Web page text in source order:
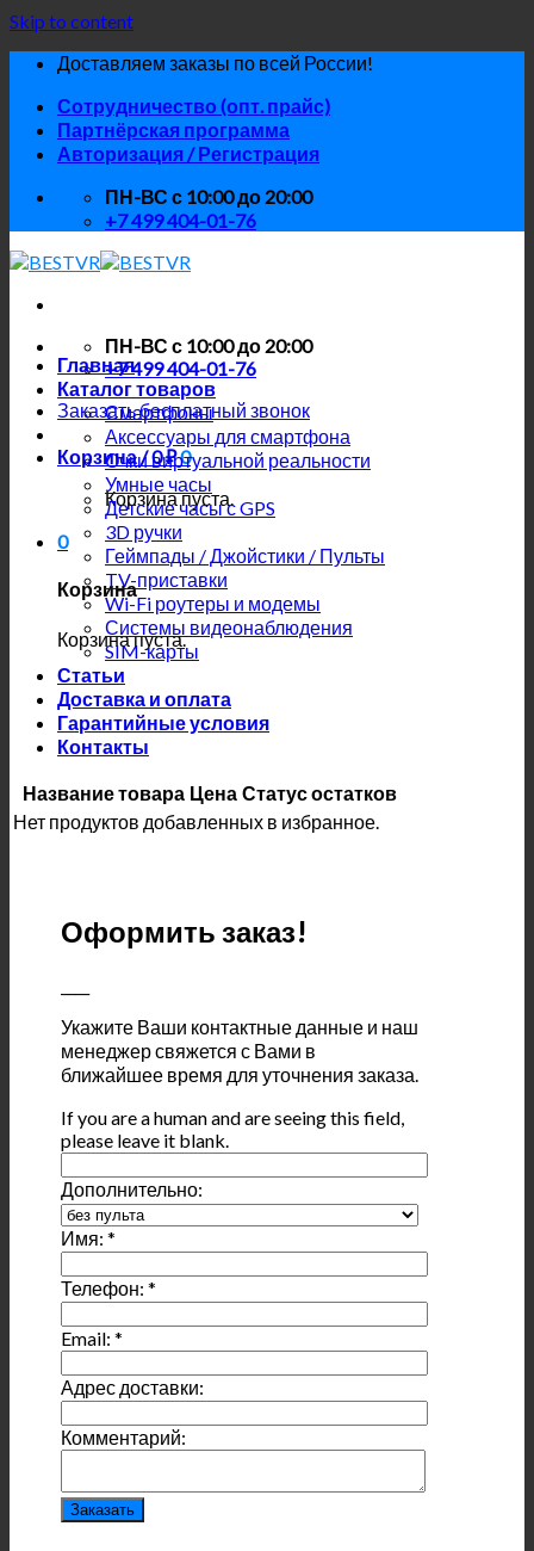
Skip to content
Доставляем заказы по всей России!
Сотрудничество (опт. прайс)
Партнёрская программа
Авторизация / Регистрация
ПН-ВС с 10:00 до 20:00
+7 499 404-01-76
ПН-ВС с 10:00 до 20:00
+7 499 404-01-76
Заказать бесплатный звонок
Корзина /0₽0
Корзина пуста.
0
Корзина
Корзина пуста.
Главная
Каталог товаров
Смартфоны
Аксессуары для смартфона
Очки виртуальной реальности
Умные часы
Детские часы с GPS
3D ручки
Геймпады / Джойстики / Пульты
TV-приставки
Wi-Fi роутеры и модемы
Системы видеонаблюдения
SIM-карты
Статьи
Доставка и оплата
Гарантийные условия
Контакты
Название товара Цена Статус остатков
Нет продуктов добавленных в избранное.
Оформить заказ!
Укажите Ваши контактные данные и наш
менеджер свяжется с Вами в
ближайшее время для уточнения заказа.
If you are a human and are seeing this field,
please leave it blank.
Дополнительно:
Имя:*
Телефон:*
Email:*
Адрес доставки:
Комментарий: